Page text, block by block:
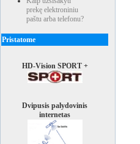
prekę elektroniniu
paštu arba telefonu?
Pristatome
HD-Vision SPORT +
Dvipusis palydovinis
internetas